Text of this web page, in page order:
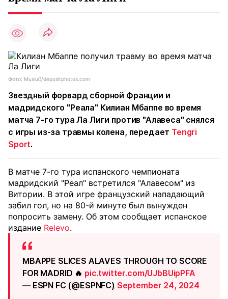
Фото: Musiu0/depositphotos.com
Звездный форвард сборной Франции и
мадридского "Реала" Килиан Мбаппе во время
матча 7-го тура Ла Лиги против "Алавеса" снялся
с игры из-за травмы колена, передает Tengri
Sport.
В матче 7-го тура испанского чемпионата
мадридский "Реал" встретился "Алавесом" из
Витории. В этой игре французский нападающий
забил гол, но на 80-й минуте был вынужден
попросить замену. Об этом сообщает испанское
издание Relevo.
MBAPPE SLICES ALAVES THROUGH TO SCORE
FOR MADRID 🔥 pic.twitter.com/UJbBUipPFA
— ESPN FC (@ESPNFC) September 24, 2024